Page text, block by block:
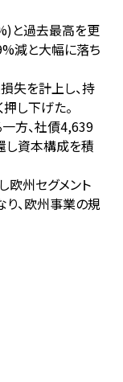
と過去最高を更
減と大幅に落ち
失を計上し、持
し下げた。
方、社債4,639
し資本構成を積
州セグメント
、欧州事業の規